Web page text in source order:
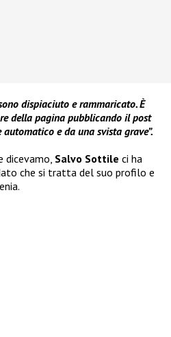
dispiaciuto e rammaricato. È
della pagina pubblicando il post
e da una svista grave”.
dicevamo, Salvo Sottile ci ha
che si tratta del suo profilo e